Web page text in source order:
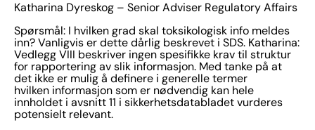
Katharina Dyreskog – Senior Adviser Regulatory Affairs
Spørsmål: I hvilken grad skal toksikologisk info meldes
inn? Vanligvis er dette dårlig beskrevet i SDS. Katharina:
Vedlegg VIII beskriver ingen spesifikke krav til struktur
for rapportering av slik informasjon. Med tanke på at
det ikke er mulig å definere i generelle termer
hvilken informasjon som er nødvendig kan hele
innholdet i avsnitt 11 i sikkerhetsdatabladet vurderes
potensielt relevant.